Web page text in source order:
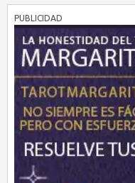
PUBLICIDAD